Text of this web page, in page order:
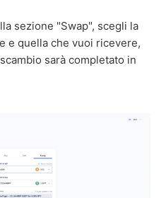
sezione "Swap", scegli la
e quella che vuoi ricevere,
sarà completato in